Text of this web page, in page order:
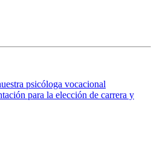
psicóloga vocacional
para la elección de carrera y